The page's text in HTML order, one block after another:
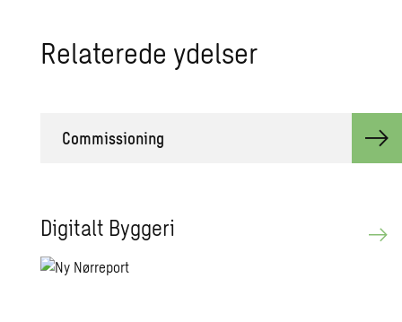
Re­la­te­re­de ydel­ser
Com­mis­sio­ning
Di­gi­talt Byg­ge­ri